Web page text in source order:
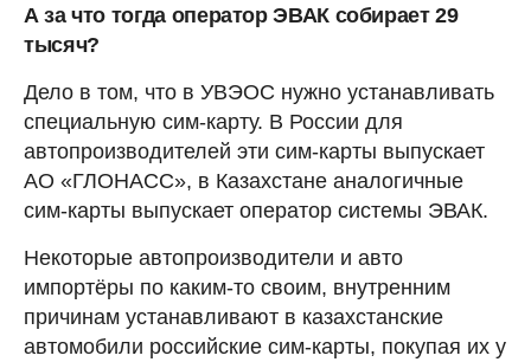
А за что тогда оператор ЭВАК собирает 29
тысяч?
Дело в том, что в УВЭОС нужно устанавливать
специальную сим-карту. В России для
автопроизводителей эти сим-карты выпускает
АО «ГЛОНАСС», в Казахстане аналогичные
сим-карты выпускает оператор системы ЭВАК.
Некоторые автопроизводители и авто
импортёры по каким-то своим, внутренним
причинам устанавливают в казахстанские
автомобили российские сим-карты, покупая их у